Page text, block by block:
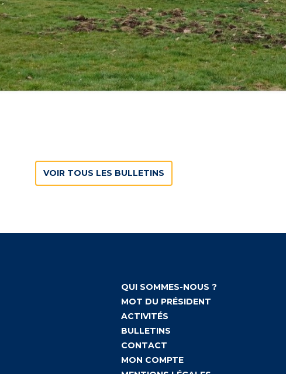
VOIR TOUS LES BULLETINS
QUI SOMMES-NOUS ?
MOT DU PRÉSIDENT
ACTIVITÉS
BULLETINS
CONTACT
MON COMPTE